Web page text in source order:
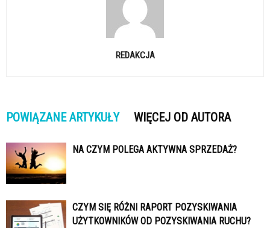
REDAKCJA
POWIĄZANE ARTYKUŁY WIĘCEJ OD AUTORA
NA CZYM POLEGA AKTYWNA SPRZEDAŻ?
CZYM SIĘ RÓŻNI RAPORT POZYSKIWANIA
UŻYTKOWNIKÓW OD POZYSKIWANIA RUCHU?